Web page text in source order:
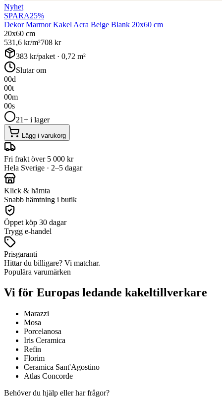
Nyhet
SPARA25%
Dekor Marmor Kakel Acra Beige Blank 20x60 cm
20x60 cm
531,6 kr/m²708 kr
383 kr/paket · 0,72 m²
Slutar om
00d
00t
00m
00s
21+ i lager
Lägg i varukorg
Fri frakt över 5 000 kr
Hela Sverige · 2–5 dagar
Klick & hämta
Snabb hämtning i butik
Öppet köp 30 dagar
Trygg e-handel
Prisgaranti
Hittar du billigare? Vi matchar.
Populära varumärken
Vi för Europas ledande kakeltillverkare
Marazzi
Mosa
Porcelanosa
Iris Ceramica
Refin
Florim
Ceramica Sant'Agostino
Atlas Concorde
Behöver du hjälp eller har frågor?